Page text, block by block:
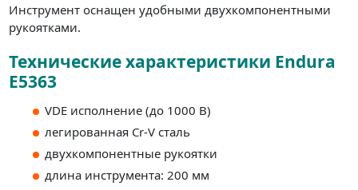
Инструмент оснащен удобными двухкомпонентными
рукоятками.
Технические характеристики Endura
E5363
VDE исполнение (до 1000 В)
легированная Cr-V сталь
двухкомпонентные рукоятки
длина инструмента: 200 мм